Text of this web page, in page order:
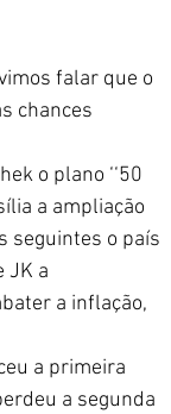
falar que o
chances
o plano ‘‘50
a ampliação
seguintes o país
JK a
a inflação,
a primeira
a segunda